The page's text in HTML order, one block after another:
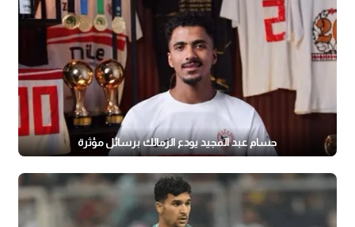
حسام عبد المجيد يودع الزمالك برسائل مؤثرة